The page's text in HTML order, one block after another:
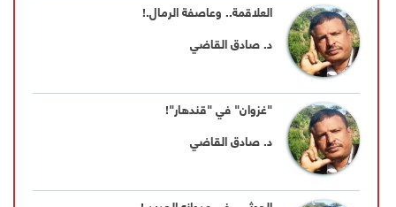
العلاقمة.. وعاصفة الرمال.!
د. صادق القاضي
"غزوان" في "قندهار"!
د. صادق القاضي